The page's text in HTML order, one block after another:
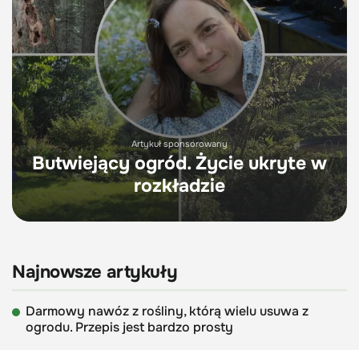
Artykuł sponsorowany
Butwiejący ogród. Życie ukryte w
rozkładzie
Najnowsze artykuły
Darmowy nawóz z rośliny, którą wielu usuwa z
ogrodu. Przepis jest bardzo prosty